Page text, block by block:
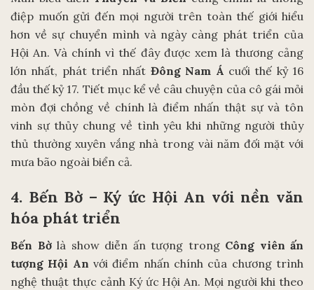
điệp muốn gửi đến mọi người trên toàn thế giới hiểu
hơn về sự chuyển mình và ngày càng phát triển của
Hội An. Và chính vì thế đây được xem là thương cảng
lớn nhất, phát triển nhất Đông Nam Á cuối thế kỷ 16
đầu thế kỷ 17. Tiết mục kể về câu chuyện của cô gái mỏi
mòn đợi chồng về chính là điểm nhấn thật sự và tôn
vinh sự thủy chung về tình yêu khi những người thủy
thủ thường xuyên vắng nhà trong vài năm đối mặt với
mưa bão ngoài biển cả.
4. Bến Bờ – Ký ức Hội An với nền văn
hóa phát triển
Bến Bờlà show diễn ấn tượng trong Công viên ấn
tượng Hội An với điểm nhấn chính của chương trình
nghệ thuật thực cảnh Ký ức Hội An. Mọi người khi theo